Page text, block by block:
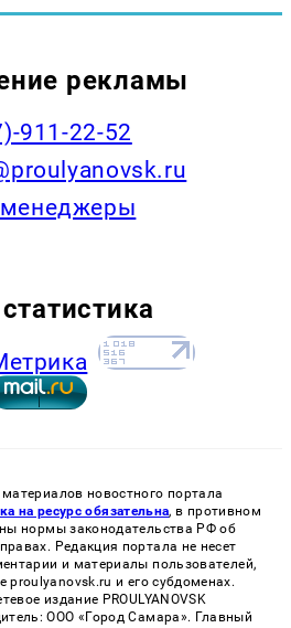
рекламы
911-22-52
новостного портала
на ресурс обязательна, в противном
нормы законодательства РФ об
Редакция портала не несет
и материалы пользователей,
proulyanovsk.ru и его субдоменах.
издание PROULYANOVSK
ООО «Город Самара». Главный